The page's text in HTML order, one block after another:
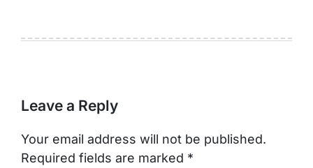
Leave a Reply
Your email address will not be published.
Required fields are marked *